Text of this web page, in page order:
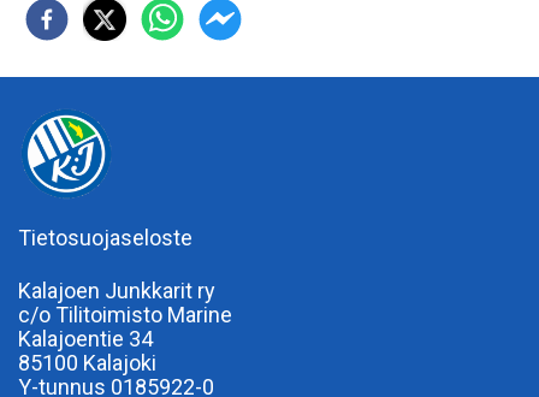
Tietosuojaseloste
Kalajoen Junkkarit ry
c/o Tilitoimisto Marine
Kalajoentie 34
85100 Kalajoki
Y-tunnus 0185922-0